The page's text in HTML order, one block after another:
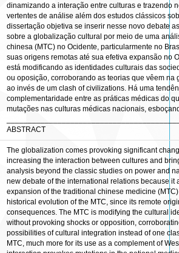
dinamizando a interação entre culturas e trazendo
vertentes de análise além dos estudos clássicos
dissertação objetiva se inserir nesse novo debate
sobre a globalização cultural por meio de uma
chinesa (MTC) no Ocidente, particularmente no
suas origens remotas até sua efetiva expansão no
está modificando as identidades culturais das
ou oposição, corroborando as teorias que vêem
ao invés de um clash of civilizations. Há uma
complementaridade entre as práticas médicas do
mutações nas culturas médicas nacionais,
ABSTRACT
The globalization comes provoking significant
increasing the interaction between cultures and
analysis beyond the classic studies on power and
new debate of the international relations because
expansion of the traditional chinese medicine
historical evolution of the MTC, since its remote
consequences. The MTC is modifying the cultural
without provoking shocks or opposition,
possibilities of cultural integration instead of one
MTC, much more for its use as a complement of